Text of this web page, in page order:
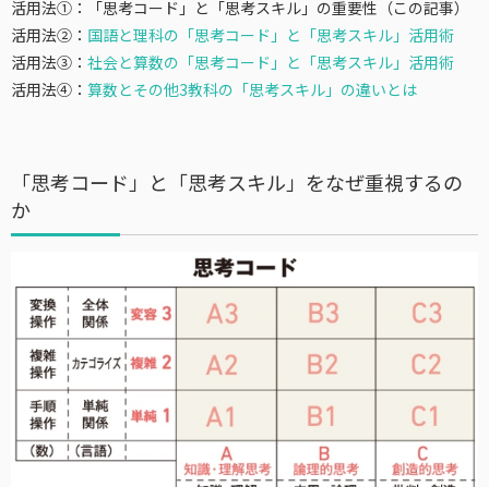
活用法①：「思考コード」と「思考スキル」の重要性（この記事）
活用法②： 国語と理科の「思考コード」と「思考スキル」活用術
活用法③： 社会と算数の「思考コード」と「思考スキル」活用術
活用法④： 算数とその他3教科の「思考スキル」の違いとは
「思考コード」と「思考スキル」をなぜ重視するの
か